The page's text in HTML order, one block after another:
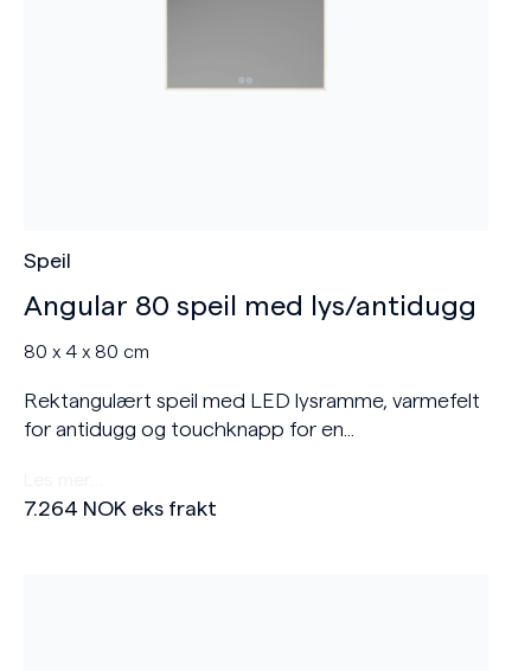
Speil
Angular 80 speil med lys/antidugg
80 x 4 x 80 cm
Rektangulært speil med LED lysramme, varmefelt
for antidugg og touchknapp for en...
7.264 NOK eks frakt